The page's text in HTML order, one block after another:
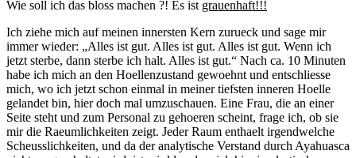
Wie soll ich das bloss machen ?! Es ist grauenhaft!!!
Ich ziehe mich auf meinen innersten Kern zurueck und sage mir
immer wieder: „Alles ist gut. Alles ist gut. Alles ist gut. Wenn ich
jetzt sterbe, dann sterbe ich halt. Alles ist gut.“ Nach ca. 10 Minuten
habe ich mich an den Hoellenzustand gewoehnt und entschliesse
mich, wo ich jetzt schon einmal in meiner tiefsten inneren Hoelle
gelandet bin, hier doch mal umzuschauen. Eine Frau, die an einer
Seite steht und zum Personal zu gehoeren scheint, frage ich, ob sie
mir die Raeumlichkeiten zeigt. Jeder Raum enthaelt irgendwelche
Scheusslichkeiten, und da der analytische Verstand durch Ayahuasca